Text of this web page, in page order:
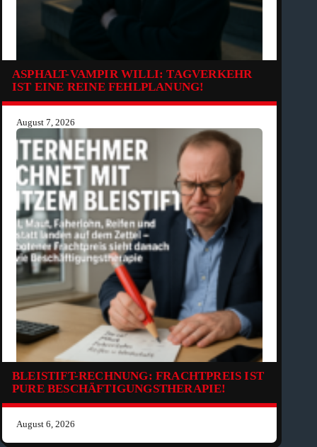
ASPHALT-VAMPIR WILLI: TAGVERKEHR
IST EINE REINE FEHLPLANUNG!
August 7, 2026
BLEISTIFT-RECHNUNG: FRACHTPREIS IST
PURE BESCHÄFTIGUNGSTHERAPIE!
August 6, 2026